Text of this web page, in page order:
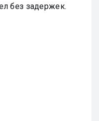
без задержек.